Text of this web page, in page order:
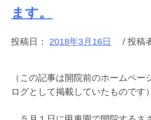
ます。
投稿日： 2018年3月16日 / 投稿
（この記事は開院前のホームペー
ログとして掲載していたものです）